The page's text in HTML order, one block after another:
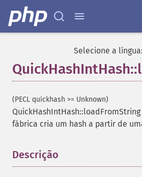
Selecione a língua:
(PECL quickhash >= Unknown)
QuickHashIntHash::loadFromString
fábrica cria um hash a partir de
Descrição